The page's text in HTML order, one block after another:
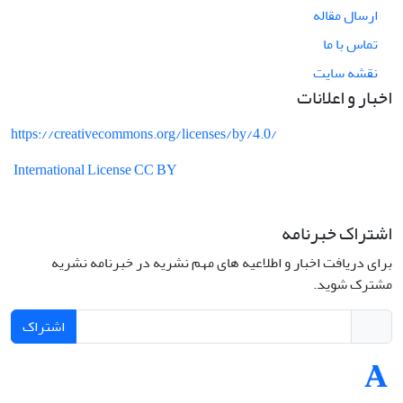
ارسال مقاله
تماس با ما
نقشه سایت
اخبار و اعلانات
https://creativecommons.org/licenses/by/4.0/
International License CC BY
اشتراک خبرنامه
برای دریافت اخبار و اطلاعیه های مهم نشریه در خبرنامه نشریه
مشترک شوید.
اشتراک